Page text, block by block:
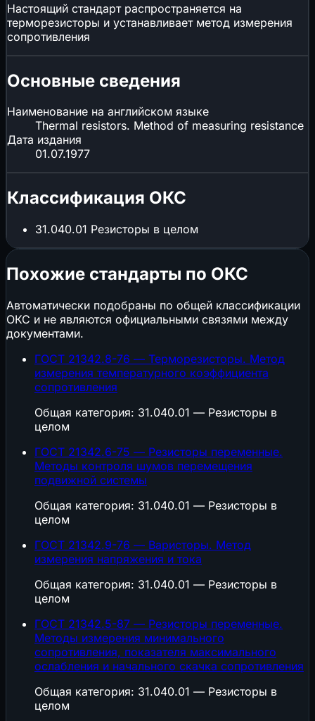
Настоящий стандарт распространяется на
терморезисторы и устанавливает метод измерения
сопротивления
Основные сведения
Наименование на английском языке
Thermal resistors. Method of measuring resistance
Дата издания
01.07.1977
Классификация ОКС
31.040.01 Резисторы в целом
Похожие стандарты по ОКС
Автоматически подобраны по общей классификации
ОКС и не являются официальными связями между
документами.
ГОСТ 21342.8-76 — Терморезисторы. Метод
измерения температурного коэффициента
сопротивления
Общая категория: 31.040.01 — Резисторы в
целом
ГОСТ 21342.6-75 — Резисторы переменные.
Методы контроля шумов перемещения
подвижной системы
Общая категория: 31.040.01 — Резисторы в
целом
ГОСТ 21342.9-76 — Варисторы. Метод
измерения напряжения и тока
Общая категория: 31.040.01 — Резисторы в
целом
ГОСТ 21342.5-87 — Резисторы переменные.
Методы измерения минимального
сопротивления, показателя максимального
ослабления и начального скачка сопротивления
Общая категория: 31.040.01 — Резисторы в
целом